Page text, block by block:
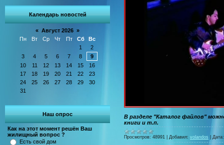
Календарь новостей
« Август 2026 »
Пн
Вт Ср Чт Пт Сб
Вс
1
2
3
4 5 6 7 8
9
10
11 12 13 14 15
16
17
18 19 20 21 22
23
24
25 26 27 28 29
30
31
Наш опрос
Как на этот момент решён Ваш
жилищный вопрос ?
Есть свой дом
В разделе "Каталог файлов"
книги и т.п.
Просмотров: 48991 Добавил: volandos Дата: